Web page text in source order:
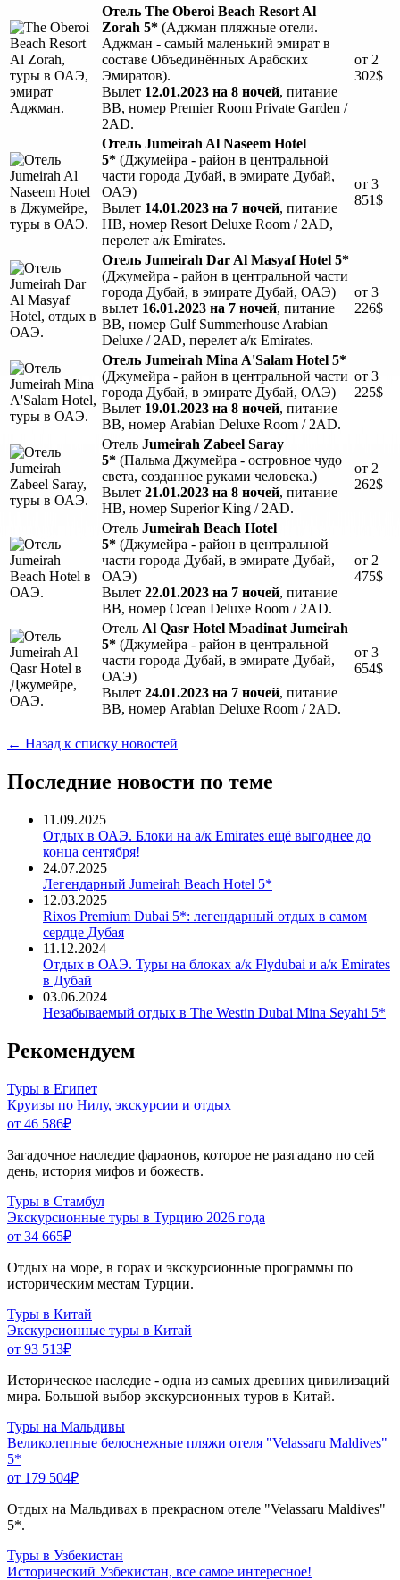
Отель The Oberoi Beach Resort Al
Zorah 5* (Аджман пляжные отели.
Аджман - самый маленький эмират в
составе Объединённых Арабских
Эмиратов).
Вылет 12.01.2023 на 8 ночей, питание
BB, номер Premier Room Private Garden /
2AD.
от 2
302$
Отель Jumeirah Al Naseem Hotel
5* (Джумейра - район в центральной
части города Дубай, в эмирате Дубай,
ОАЭ)
Вылет 14.01.2023 на 7 ночей, питание
HB, номер Resort Deluxe Room / 2AD,
перелет а/к Emirates.
от 3
851$
Отель Jumeirah Dar Al Masyaf Hotel 5*
(Джумейра - район в центральной части
города Дубай, в эмирате Дубай, ОАЭ)
вылет 16.01.2023 на 7 ночей, питание
BB, номер Gulf Summerhouse Arabian
Deluxe / 2AD, перелет а/к Emirates.
от 3
226$
Отель Jumeirah Mina A'Salam Hotel 5*
(Джумейра - район в центральной части
города Дубай, в эмирате Дубай, ОАЭ)
Вылет 19.01.2023 на 8 ночей, питание
BB, номер Arabian Deluxe Room / 2AD.
от 3
225$
Отель Jumeirah Zabeel Saray
5* (Пальма Джумейра - островное чудо
света, созданное руками человека.)
Вылет 21.01.2023 на 8 ночей, питание
HB, номер Superior King / 2AD.
от 2
262$
Отель Jumeirah Beach Hotel
5* (Джумейра - район в центральной
части города Дубай, в эмирате Дубай,
ОАЭ)
Вылет 22.01.2023 на 7 ночей, питание
BB, номер Ocean Deluxe Room / 2AD.
от 2
475$
Отель Al Qasr Hotel Mэadinat Jumeirah
5* (Джумейра - район в центральной
части города Дубай, в эмирате Дубай,
ОАЭ)
Вылет 24.01.2023 на 7 ночей, питание
BB, номер Arabian Deluxe Room / 2AD.
от 3
654$
← Назад к списку новостей
Последние новости по теме
11.09.2025
Отдых в ОАЭ. Блоки на а/к Emirates ещё выгоднее до
конца сентября!
24.07.2025
Легендарный Jumeirah Beach Hotel 5*
12.03.2025
Rixos Premium Dubai 5*: легендарный отдых в самом
сердце Дубая
11.12.2024
Отдых в ОАЭ. Туры на блоках а/к Flydubai и а/к Emirates
в Дубай
03.06.2024
Незабываемый отдых в The Westin Dubai Mina Seyahi 5*
Рекомендуем
Туры в Египет
Круизы по Нилу, экскурсии и отдых
от 46 586₽
Загадочное наследие фараонов, которое не разгадано по сей
день, история мифов и божеств.
Туры в Стамбул
Экскурсионные туры в Турцию 2026 года
от 34 665₽
Отдых на море, в горах и экскурсионные программы по
историческим местам Турции.
Туры в Китай
Экскурсионные туры в Китай
от 93 513₽
Историческое наследие - одна из самых древних цивилизаций
мира. Большой выбор экскурсионных туров в Китай.
Туры на Мальдивы
Великолепные белоснежные пляжи отеля "Velassaru Maldives"
5*
от 179 504₽
Отдых на Мальдивах в прекрасном отеле "Velassaru Maldives"
5*.
Туры в Узбекистан
Исторический Узбекистан, все самое интересное!